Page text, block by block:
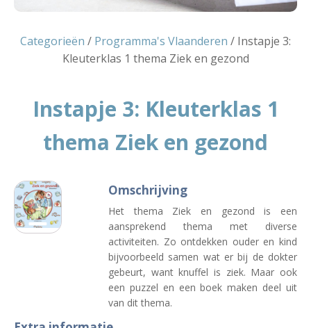
Categorieën / Programma's Vlaanderen / Instapje 3:
Kleuterklas 1 thema Ziek en gezond
Instapje 3: Kleuterklas 1
thema Ziek en gezond
Omschrijving
Het thema Ziek en gezond is een
aansprekend thema met diverse
activiteiten. Zo ontdekken ouder en kind
bijvoorbeeld samen wat er bij de dokter
gebeurt, want knuffel is ziek. Maar ook
een puzzel en een boek maken deel uit
van dit thema.